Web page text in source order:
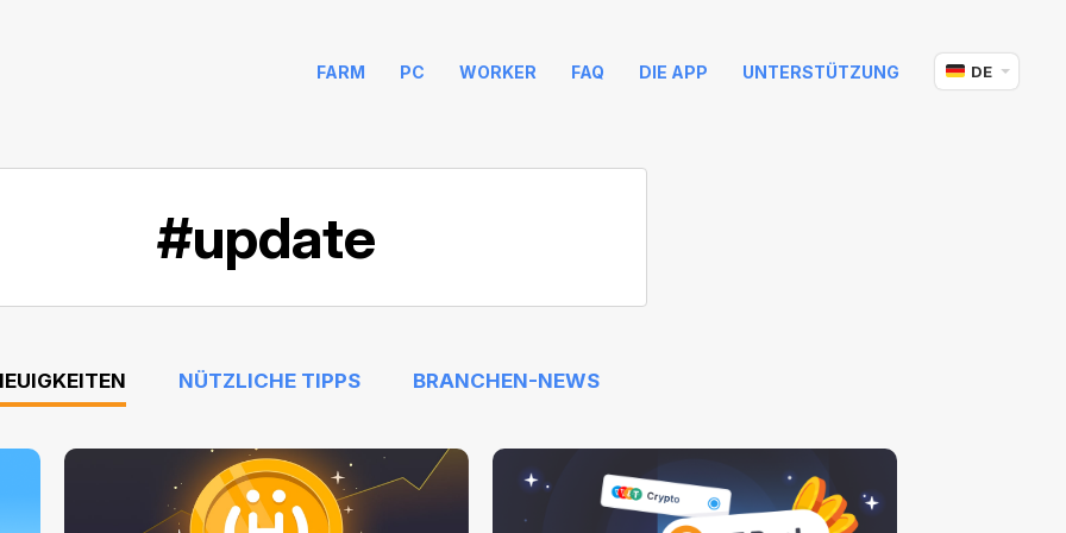
FARM PC WORKER FAQ DIE APP UNTERSTÜTZUNG DE
#update
NÜTZLICHE TIPPS BRANCHEN-NEWS